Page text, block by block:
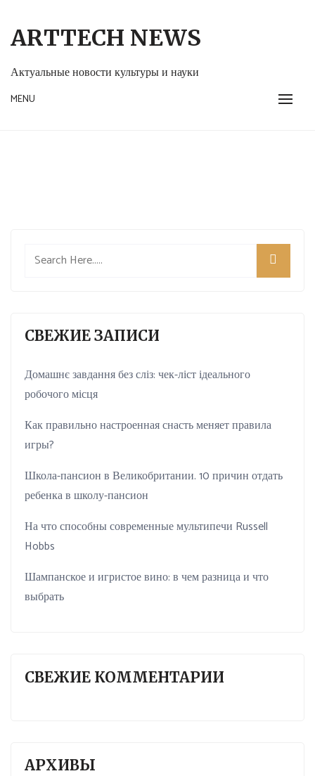
content
ARTTECH NEWS
Актуальные новости культуры и науки
MENU
СВЕЖИЕ ЗАПИСИ
Домашнє завдання без сліз: чек-ліст ідеального
робочого місця
Как правильно настроенная снасть меняет правила
игры?
Школа-пансион в Великобритании. 10 причин отдать
ребенка в школу-пансион
На что способны современные мультипечи Russell
Hobbs
Шампанское и игристое вино: в чем разница и что
выбрать
СВЕЖИЕ КОММЕНТАРИИ
АРХИВЫ